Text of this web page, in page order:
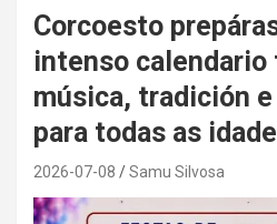
Corcoesto
intenso
música, tradición
para todas as
2026-07-08 Samu Silvosa